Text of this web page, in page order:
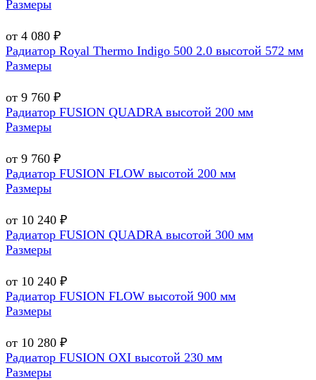
Размеры
от 4 080 ₽
Радиатор Royal Thermo Indigo 500 2.0 высотой 572 мм
Размеры
от 9 760 ₽
Радиатор FUSION QUADRA высотой 200 мм
Размеры
от 9 760 ₽
Радиатор FUSION FLOW высотой 200 мм
Размеры
от 10 240 ₽
Радиатор FUSION QUADRA высотой 300 мм
Размеры
от 10 240 ₽
Радиатор FUSION FLOW высотой 900 мм
Размеры
от 10 280 ₽
Радиатор FUSION OXI высотой 230 мм
Размеры